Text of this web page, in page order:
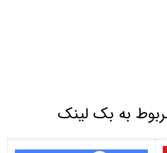
به بک لینک